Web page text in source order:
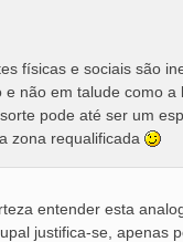
físicas e sociais são
não em talude como
pode até ser um
zona requalificada
entender esta
justifica-se, apenas